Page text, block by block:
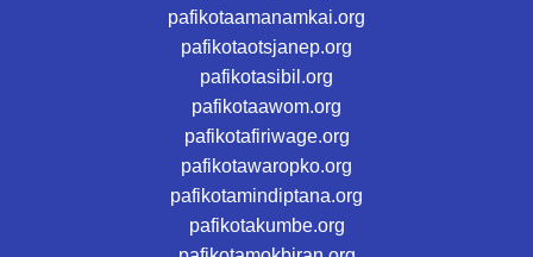
pafikotaamanamkai.org
pafikotaotsjanep.org
pafikotasibil.org
pafikotaawom.org
pafikotafiriwage.org
pafikotawaropko.org
pafikotamindiptana.org
pafikotakumbe.org